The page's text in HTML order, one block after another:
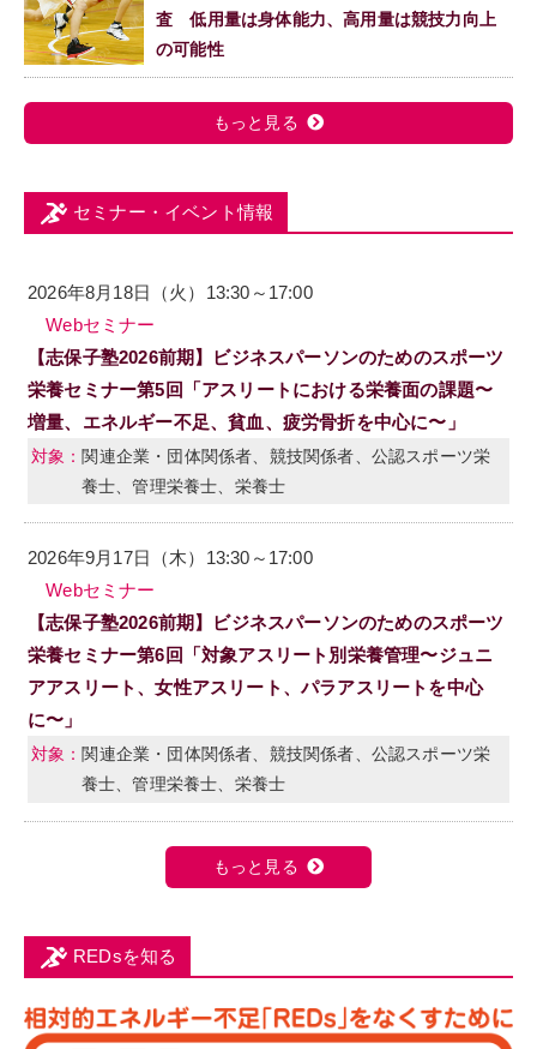
査 低用量は身体能力、高用量は競技力向上
の可能性
もっと見る
セミナー・イベント情報
2026年8月18日（火）13:30～17:00
Webセミナー
【志保子塾2026前期】ビジネスパーソンのためのスポーツ
栄養セミナー第5回「アスリートにおける栄養面の課題〜
増量、エネルギー不足、貧血、疲労骨折を中心に〜」
関連企業・団体関係者、競技関係者、公認スポーツ栄
養士、管理栄養士、栄養士
2026年9月17日（木）13:30～17:00
Webセミナー
【志保子塾2026前期】ビジネスパーソンのためのスポーツ
栄養セミナー第6回「対象アスリート別栄養管理〜ジュニ
アアスリート、女性アスリート、パラアスリートを中心
に〜」
関連企業・団体関係者、競技関係者、公認スポーツ栄
養士、管理栄養士、栄養士
もっと見る
REDsを知る